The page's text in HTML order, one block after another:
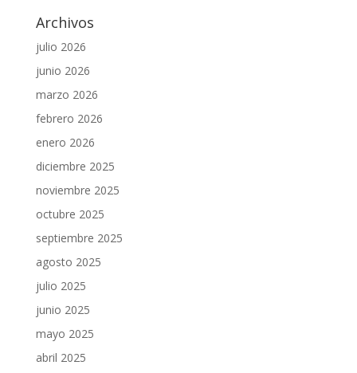
Archivos
julio 2026
junio 2026
marzo 2026
febrero 2026
enero 2026
diciembre 2025
noviembre 2025
octubre 2025
septiembre 2025
agosto 2025
julio 2025
junio 2025
mayo 2025
abril 2025